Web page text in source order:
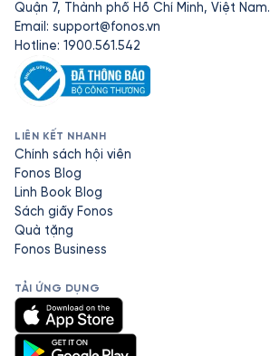
Quận 7, Thành phố Hồ Chí Minh, Việt Nam.
Email: support@fonos.vn
Hotline: 1900.561.542
LIÊN KẾT NHANH
Chính sách hội viên
Fonos Blog
Linh Book Blog
Sách giấy Fonos
Quà tặng
Fonos Business
TẢI ỨNG DỤNG